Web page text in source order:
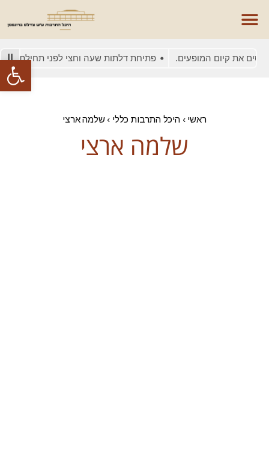
פתח את קיום המופעים. פתיחת דלתות שעה וחצי לפני תחילת
ראשי › היכל התרבות כללי › שלמה ארצי
שלמה ארצי